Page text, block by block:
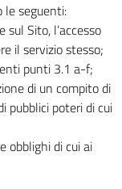
le seguenti:
Sito, l’accesso
il servizio stesso;
punti 3.1 a-f;
di un compito di
pubblici poteri di cui
obblighi di cui ai